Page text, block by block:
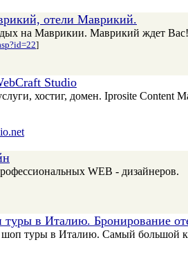
отели Маврикий.
на Маврикии. Маврикий ждет Вас!
]
Studio
хостиг, домен. Iprosite Content
WEB - дизайнеров.
в Италию. Бронирование
туры в Италию. Самый большой